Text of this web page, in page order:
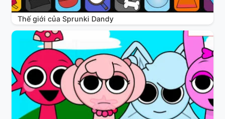
Thế giới của Sprunki Dandy